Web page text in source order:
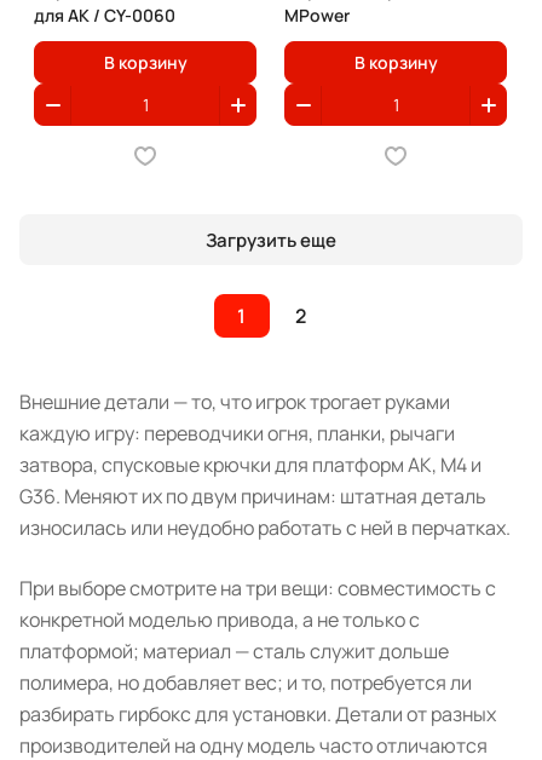
для АК / CY-0060
В корзину
MPower
В корзину
Загрузить еще
1 2
Внешние детали — то, что игрок трогает руками
каждую игру: переводчики огня, планки, рычаги
затвора, спусковые крючки для платформ АК, M4 и
G36. Меняют их по двум причинам: штатная деталь
износилась или неудобно работать с ней в перчатках.
При выборе смотрите на три вещи: совместимость с
конкретной моделью привода, а не только с
платформой; материал — сталь служит дольше
полимера, но добавляет вес; и то, потребуется ли
разбирать гирбокс для установки. Детали от разных
производителей на одну модель часто отличаются